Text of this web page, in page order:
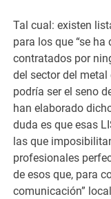
Tal cual: existen
para los que “se ha
contratados por
del sector del metal
podría ser el seno
han elaborado
duda es que esas
las que
profesionales
de esos que, para
comunicación”